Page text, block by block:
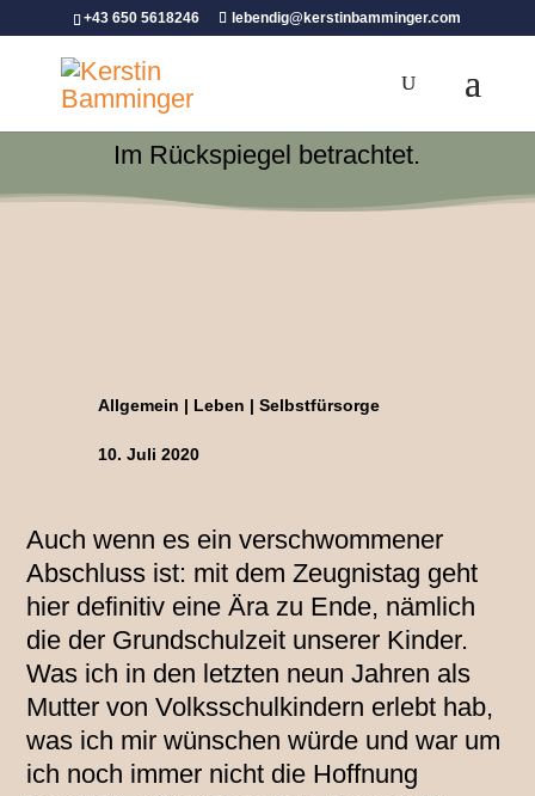
+43 650 5618246 lebendig@kerstinbamminger.com
Im Rückspiegel betrachtet.
Allgemein | Leben | Selbstfürsorge
10. Juli 2020
Auch wenn es ein verschwommener
Abschluss ist: mit dem Zeugnistag geht
hier definitiv eine Ära zu Ende, nämlich
die der Grundschulzeit unserer Kinder.
Was ich in den letzten neun Jahren als
Mutter von Volksschulkindern erlebt hab,
was ich mir wünschen würde und war um
ich noch immer nicht die Hoffnung